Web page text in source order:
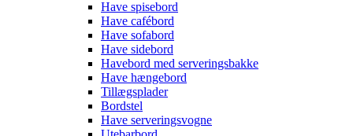
Have spisebord
Have cafébord
Have sofabord
Have sidebord
Havebord med serveringsbakke
Have hængebord
Tillægsplader
Bordstel
Have serveringsvogne